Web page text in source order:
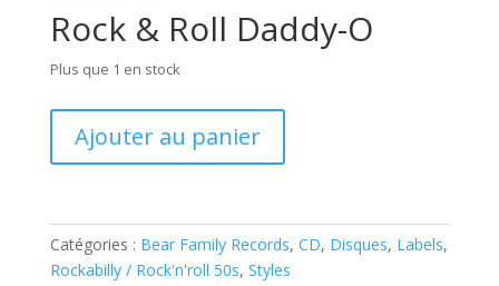
Rock & Roll Daddy-O
Plus que 1 en stock
Joey
(
CD
)
Ajouter au panier
Catégories : Bear Family Records, CD, Disques, Labels,
Rockabilly / Rock'n'roll 50s, Styles